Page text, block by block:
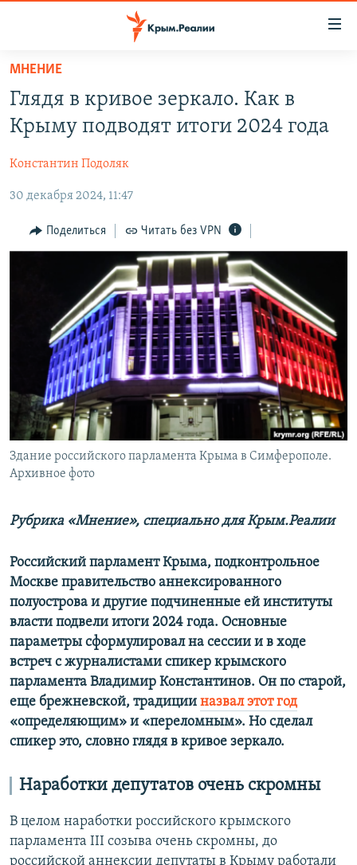
Вернуться
основному
содержанию
Вернутся
навигации
Вернутся
СПЕЦПРОЕКТЫ
КАРТА ВОЕННЫХ ОБЪЕКТОВ КРЫМА
11 ЛЕТ ОККУПАЦИИ КРЫМА. 11 ИСТОРИЙ СОПРОТИВЛЕНИЯ
ВОДА
ИСТОРИЯ
ЕЩЕ
ИНТЕРАКТИВ
ТЕЛЕПРОЕКТ КРЫМ.РЕАЛИИ
СОВЕТЫ ПРАВОЗАЩИТНИКОВ
ПРОПАВШИЕ БЕЗ ВЕСТИ
ПОБЕДИТЕЛЕЙ НЕ СУДЯТ?
КРЫМ.НЕПОКОРЕННЫЙ
ELIFBE
УКРАИНСКАЯ ПРОБЛЕМА КРЫМА
РАДІО СВОБОДА
КАК ОБОЙТИ БЛОКИРОВКУ
Українською
Qırımtatar
ПРИСОЕДИНЯЙТЕСЬ!
Все сайты RFE/RL
МНЕНИЕ
Глядя в кривое зеркало. Как в
Крыму подводят итоги 2024 года
Константин Подоляк
30 декабря 2024, 11:47
Поделиться Читать без VPN
Здание российского парламента Крыма в Симферополе.
Архивное фото
Рубрика «Мнение», специально для Крым.Реалии
Российский парламент Крыма, подконтрольное
Москве правительство аннексированного
полуострова и другие подчиненные ей институты
власти подвели итоги 2024 года. Основные
параметры сформулировал на сессии и в ходе
встреч с журналистами спикер крымского
парламента Владимир Константинов. Он по старой,
еще брежневской, традиции назвал этот год
«определяющим» и «переломным». Но сделал
спикер это, словно глядя в кривое зеркало.
Наработки депутатов очень скромны
В целом наработки российского крымского
парламента III созыва очень скромны, до
российской аннексии депутаты в Крыму работали